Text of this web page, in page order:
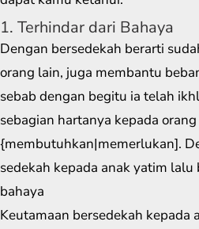
1. Terhindar dari Bahaya
Dengan bersedekah berarti
orang lain, juga membantu
sebab dengan begitu ia telah
sebagian hartanya kepada
{membutuhkan|memerlukan].
sedekah kepada anak yatim lalu
bahaya
Keutamaan bersedekah kepada